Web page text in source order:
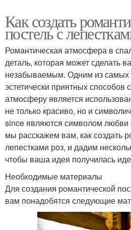
Как создать
постель с
Романтическая атмосфера в
деталь, которая может сделать
незабываемым. Одним из самых
эстетически приятных способов
атмосферу является
не только красиво, но и
since являются символом любви
мы расскажем вам, как создать
лепестками роз, и дадим
чтобы ваша идея получилась
Необходимые материалы
Для создания романтической
вам понадобятся следующие